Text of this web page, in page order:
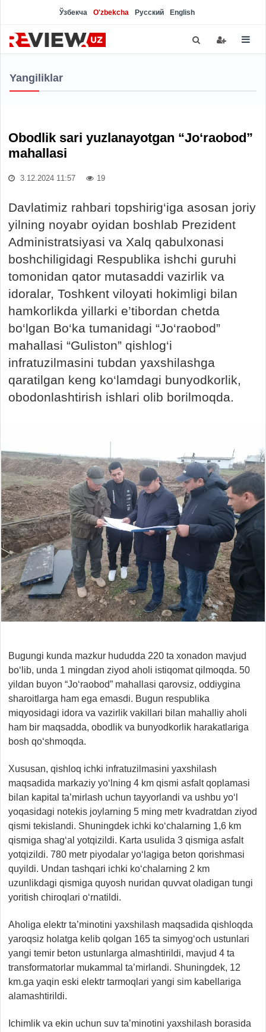
Ўзбекча O'zbekcha Русский English
Yangiliklar
Obodlik sari yuzlanayotgan “Jo‘raobod”
mahallasi
3.12.2024 11:57 19
Davlatimiz rahbari topshirig‘iga asosan joriy
yilning noyabr oyidan boshlab Prezident
Administratsiyasi va Xalq qabulxonasi
boshchiligidagi Respublika ishchi guruhi
tomonidan qator mutasaddi vazirlik va
idoralar, Toshkent viloyati hokimligi bilan
hamkorlikda yillarki e’tibordan chetda
bo‘lgan Bo‘ka tumanidagi “Jo‘raobod”
mahallasi “Guliston” qishlog‘i
infratuzilmasini tubdan yaxshilashga
qaratilgan keng ko‘lamdagi bunyodkorlik,
obodonlashtirish ishlari olib borilmoqda.
Bugungi kunda mazkur hududda 220 ta xonadon mavjud
bo‘lib, unda 1 mingdan ziyod aholi istiqomat qilmoqda. 50
yildan buyon “Jo‘raobod” mahallasi qarovsiz, oddiygina
sharoitlarga ham ega emasdi. Bugun respublika
miqyosidagi idora va vazirlik vakillari bilan mahalliy aholi
ham bir maqsadda, obodlik va bunyodkorlik harakatlariga
bosh qo‘shmoqda.
Xususan, qishloq ichki infratuzilmasini yaxshilash
maqsadida markaziy yo‘lning 4 km qismi asfalt qoplamasi
bilan kapital ta’mirlash uchun tayyorlandi va ushbu yo‘l
yoqasidagi notekis joylarning 5 ming metr kvadratdan ziyod
qismi tekislandi. Shuningdek ichki ko‘chalarning 1,6 km
qismiga shag‘al yotqizildi. Karta usulida 3 qismiga asfalt
yotqizildi. 780 metr piyodalar yo‘lagiga beton qorishmasi
quyildi. Undan tashqari ichki ko‘chalarning 2 km
uzunlikdagi qismiga quyosh nuridan quvvat oladigan tungi
yoritish chiroqlari o‘rnatildi.
Aholiga elektr ta’minotini yaxshilash maqsadida qishloqda
yaroqsiz holatga kelib qolgan 165 ta simyog‘och ustunlari
yangi temir beton ustunlarga almashtirildi, mavjud 4 ta
transformatorlar mukammal ta’mirlandi. Shuningdek, 12
km.ga yaqin eski elektr tarmoqlari yangi sim kabellariga
alamashtirildi.
Ichimlik va ekin uchun suv ta’minotini yaxshilash borasida